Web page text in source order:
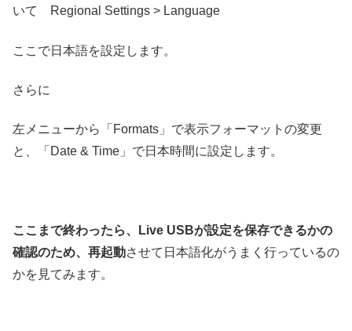
いて Regional Settings > Language
ここで日本語を設定します。
さらに
左メニューから「Formats」で表示フォーマットの変更
と、「Date & Time」で日本時間に設定します。
ここまで終わったら、Live USBが設定を保存できるかの
確認のため、再起動させて日本語化がうまく行っているの
かを見てみます。